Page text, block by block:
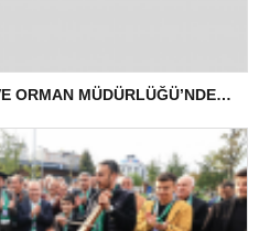
ARNAVUTKÖY İLÇE TARIM VE ORMAN MÜDÜRLÜĞÜ’NDEN İLANEN TEBLİGAT